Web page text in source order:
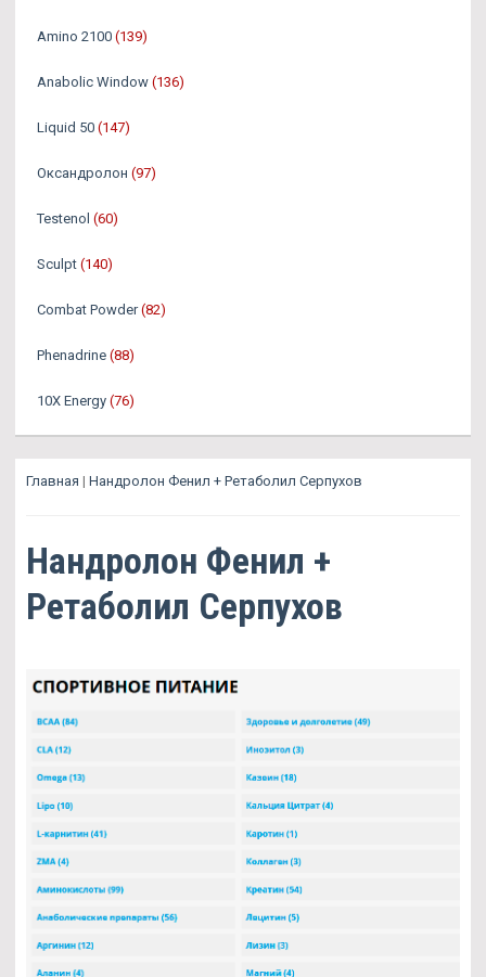
Amino 2100 (139)
Anabolic Window (136)
Liquid 50 (147)
Оксандролон (97)
Testenol (60)
Sculpt (140)
Combat Powder (82)
Phenadrine (88)
10X Energy (76)
Главная | Нандролон Фенил + Ретаболил Серпухов
Нандролон Фенил +
Ретаболил Серпухов